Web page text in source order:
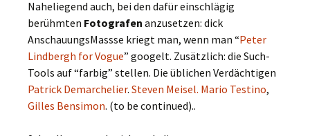
Naheliegend auch, bei den dafür einschlägig
berühmten Fotografen anzusetzen: dick
AnschauungsMassse kriegt man, wenn man “Peter
Lindbergh for Vogue” googelt. Zusätzlich: die Such-
Tools auf “farbig” stellen. Die üblichen Verdächtigen
Patrick Demarchelier. Steven Meisel. Mario Testino,
Gilles Bensimon. (to be continued)..